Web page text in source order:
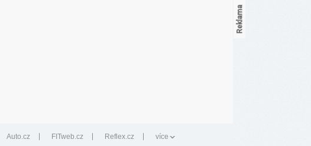
Auto.cz FITweb.cz Reflex.cz více